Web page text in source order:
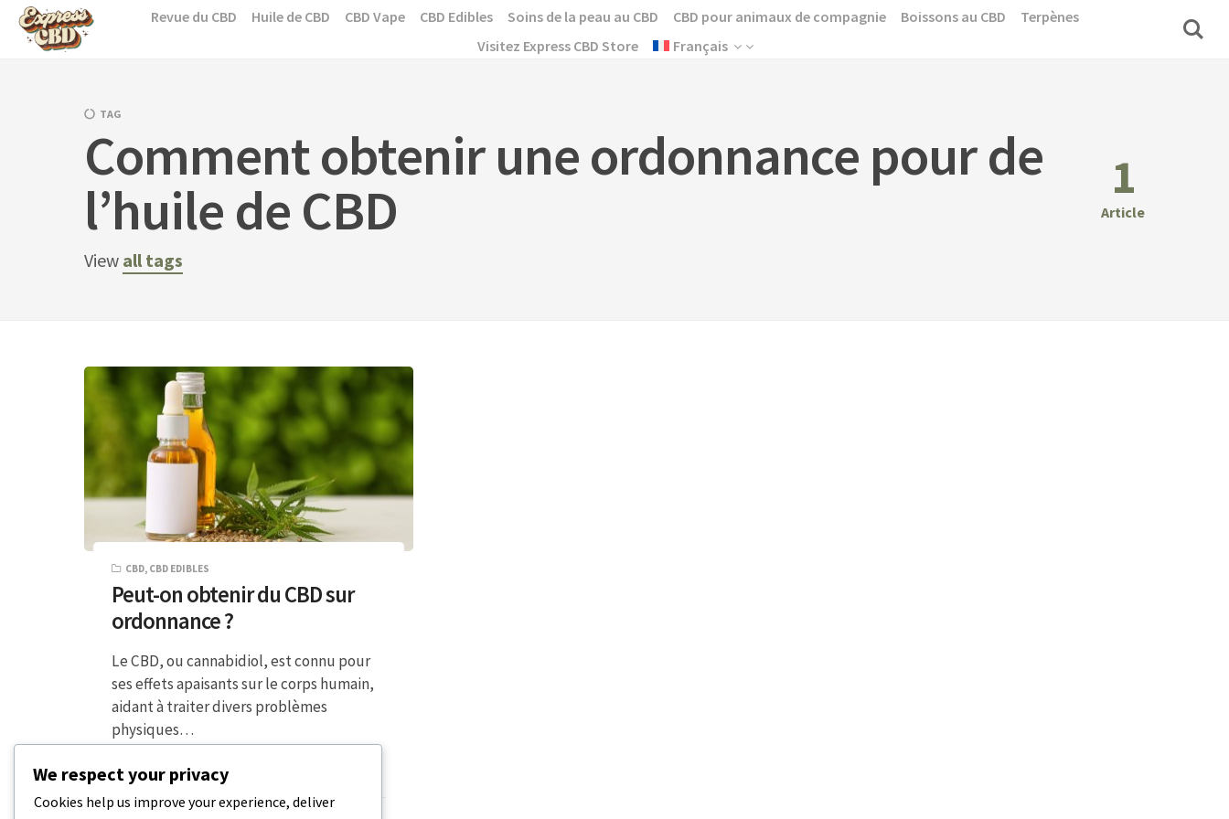
Skip
Revue du CBD Huile de CBD CBD Vape CBD Edibles Soins de la peau au CBD CBD pour animaux de compagnie Boissons au CBD
Terpènes
Visitez Express CBD Store
Français
TAG
Comment obtenir une ordonnance pour de
l’huile de CBD
View all tags
1
Article
CBD, CBD EDIBLES
Peut-on obtenir du CBD sur
ordonnance ?
Le CBD, ou cannabidiol, est connu pour
ses effets apaisants sur le corps humain,
aidant à traiter divers problèmes
physiques…
5 MINUTES DE LECTURE
We respect your privacy
Cookies help us improve your experience, deliver